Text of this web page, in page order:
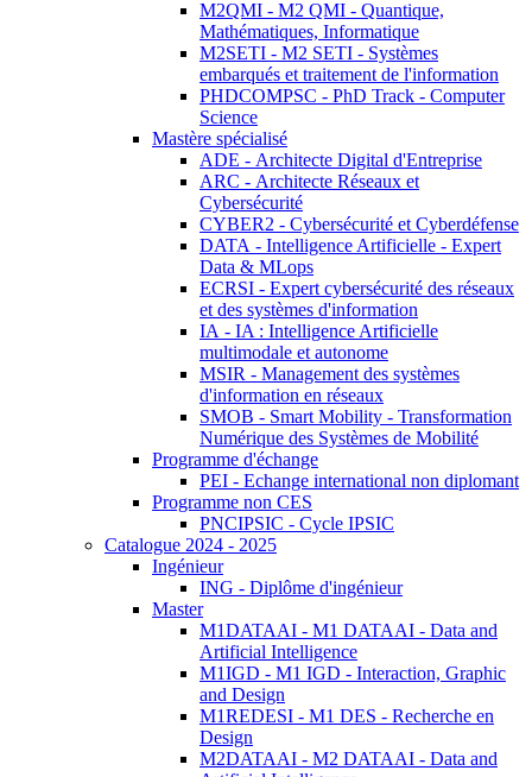
M2QMI - M2 QMI - Quantique,
Mathématiques, Informatique
M2SETI - M2 SETI - Systèmes
embarqués et traitement de l'information
PHDCOMPSC - PhD Track - Computer
Science
Mastère spécialisé
ADE - Architecte Digital d'Entreprise
ARC - Architecte Réseaux et
Cybersécurité
CYBER2 - Cybersécurité et Cyberdéfense
DATA - Intelligence Artificielle - Expert
Data & MLops
ECRSI - Expert cybersécurité des réseaux
et des systèmes d'information
IA - IA : Intelligence Artificielle
multimodale et autonome
MSIR - Management des systèmes
d'information en réseaux
SMOB - Smart Mobility - Transformation
Numérique des Systèmes de Mobilité
Programme d'échange
PEI - Echange international non diplomant
Programme non CES
PNCIPSIC - Cycle IPSIC
Catalogue 2024 - 2025
Ingénieur
ING - Diplôme d'ingénieur
Master
M1DATAAI - M1 DATAAI - Data and
Artificial Intelligence
M1IGD - M1 IGD - Interaction, Graphic
and Design
M1REDESI - M1 DES - Recherche en
Design
M2DATAAI - M2 DATAAI - Data and